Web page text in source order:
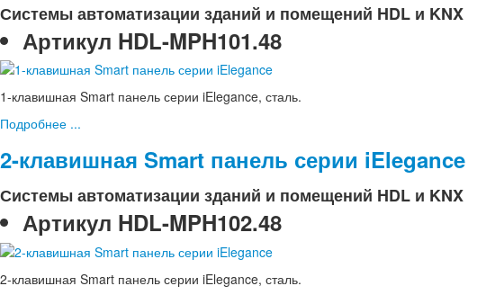
Системы автоматизации зданий и помещений HDL и KNX
Артикул HDL-MPH101.48
1-клавишная Smart панель серии iElegance, сталь.
Подробнее ...
2-клавишная Smart панель серии iElegance
Системы автоматизации зданий и помещений HDL и KNX
Артикул HDL-MPH102.48
2-клавишная Smart панель серии iElegance, сталь.